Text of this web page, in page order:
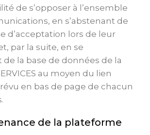
de s’opposer à l’ensemble
en s’abstenant de
d’acceptation lors de leur
par la suite, en se
de la base de données de la
au moyen du lien
en bas de page de chacun
de la plateforme